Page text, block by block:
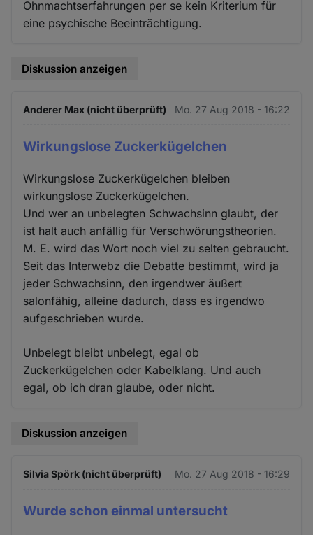
Ohnmachtserfahrungen per se kein Kriterium für
eine psychische Beeinträchtigung.
Diskussion anzeigen
Anderer Max (nicht überprüft) Mo. 27 Aug 2018 - 16:22
Wirkungslose Zuckerkügelchen
Wirkungslose Zuckerkügelchen bleiben
wirkungslose Zuckerkügelchen.
Und wer an unbelegten Schwachsinn glaubt, der
ist halt auch anfällig für Verschwörungstheorien.
M. E. wird das Wort noch viel zu selten gebraucht.
Seit das Interwebz die Debatte bestimmt, wird ja
jeder Schwachsinn, den irgendwer äußert
salonfähig, alleine dadurch, dass es irgendwo
aufgeschrieben wurde.
Unbelegt bleibt unbelegt, egal ob
Zuckerkügelchen oder Kabelklang. Und auch
egal, ob ich dran glaube, oder nicht.
Diskussion anzeigen
Silvia Spörk (nicht überprüft) Mo. 27 Aug 2018 - 16:29
Wurde schon einmal untersucht